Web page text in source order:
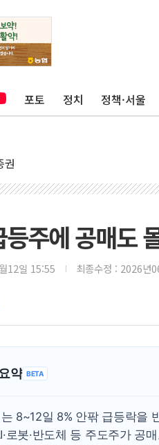
포토 정치 정책·서울
권
등주에 공매도
12일 15:55 최종수정 : 2026년
약 BETA
8~12일 8% 안팎 급등락을
로봇·반도체 등 주도주가 공